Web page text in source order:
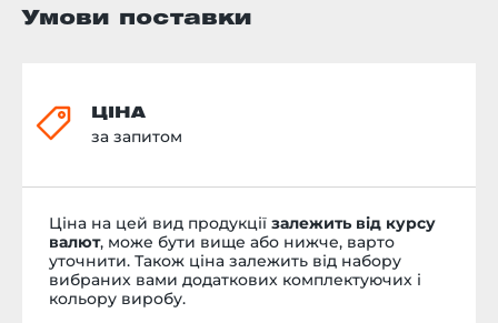
Умови поставки
ЦІНА
за запитом
Ціна на цей вид продукції залежить від курсу
валют, може бути вище або нижче, варто
уточнити. Також ціна залежить від набору
вибраних вами додаткових комплектуючих і
кольору виробу.